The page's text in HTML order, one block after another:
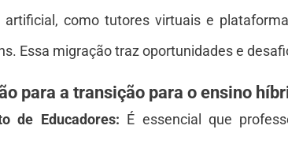
artificial, como tutores virtuais e
Essa migração traz oportunidades e
para a transição para o ensino
de Educadores: É essencial que